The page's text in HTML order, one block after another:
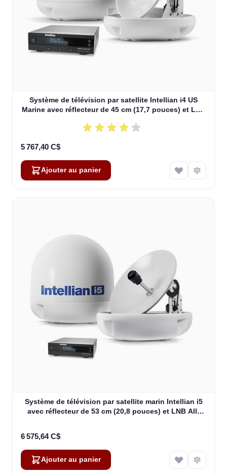
Système de télévision par satellite Intellian i4 US
Marine avec réflecteur de 45 cm (17,7 pouces) et LNB
5 767,40 C$
Ajouter au panier
Système de télévision par satellite marin Intellian i5
avec réflecteur de 53 cm (20,8 pouces) et LNB All-
6 575,64 C$
Ajouter au panier